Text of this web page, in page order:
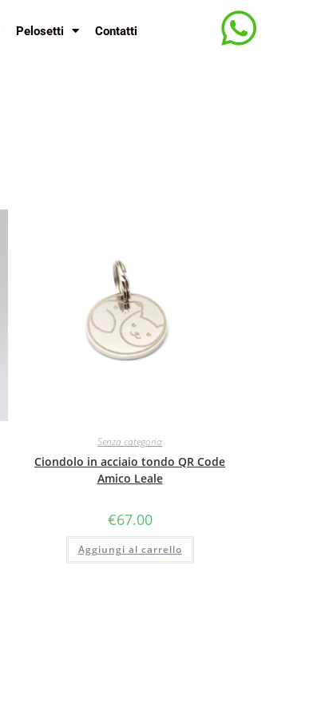
Pelosetti Contatti
Senza categoria
Ciondolo in acciaio tondo QR Code
Amico Leale
€67.00
Aggiungi al carrello